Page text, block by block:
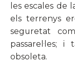
les escales de
els terrenys
seguretat
passarel·les;
obsoleta.